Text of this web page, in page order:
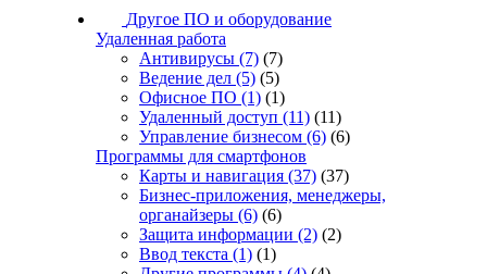
Другое ПО и оборудование
Удаленная работа
Антивирусы (7) (7)
Ведение дел (5) (5)
Офисное ПО (1) (1)
Удаленный доступ (11) (11)
Управление бизнесом (6) (6)
Программы для смартфонов
Карты и навигация (37) (37)
Бизнес-приложения, менеджеры,
органайзеры (6) (6)
Защита информации (2) (2)
Ввод текста (1) (1)